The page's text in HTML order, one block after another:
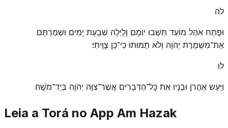
לה
וּפֶתַח אֹהֶל מוֹעֵד תֵּשְׁבוּ יוֹמָם וָלַיְלָה שִׁבְעַת יָמִים וּשְׁמַרְתֶּם
אֶת־מִשְׁמֶרֶת יְהֹוָה וְלֹא תָמוּתוּ כִּי־כֵן צֻוֵּֽיתִי׃
לו
וַיַּעַשׂ אַהֲרֹן וּבָנָיו אֵת כׇּל־הַדְּבָרִים אֲשֶׁר־צִוָּה יְהֹוָה בְּיַד־מֹשֶֽׁה׃
Leia a Torá no App Am Hazak